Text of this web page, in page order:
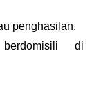
penghasilan.
di